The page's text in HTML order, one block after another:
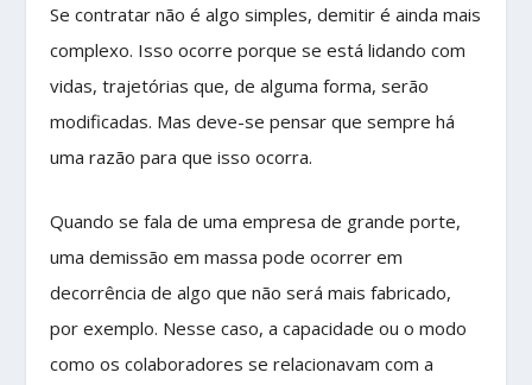
Se contratar não é algo simples, demitir é ainda mais
complexo. Isso ocorre porque se está lidando com
vidas, trajetórias que, de alguma forma, serão
modificadas. Mas deve-se pensar que sempre há
uma razão para que isso ocorra.
Quando se fala de uma empresa de grande porte,
uma demissão em massa pode ocorrer em
decorrência de algo que não será mais fabricado,
por exemplo. Nesse caso, a capacidade ou o modo
como os colaboradores se relacionavam com a